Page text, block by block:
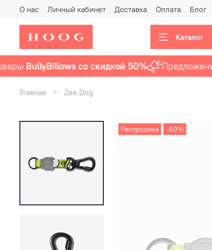
О нас Личный кабинет Доставка Оплата Блог
Каталог
BullyBillows со скидкой 50% Предложение
Главная Zee.Dog
Распродажа -50%